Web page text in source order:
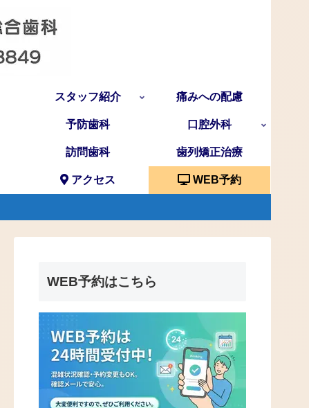
スタッフ紹介 痛みへの配慮
予防歯科 口腔外科
訪問歯科 歯列矯正治療
アクセス WEB予約
WEB予約はこちら